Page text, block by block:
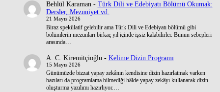
Behlül Karaman- Türk Dili ve Edebiyatı Bölümü Okumak:
Dersler, Mezuniyet vd.
21 Mayıs 2026
Biraz spekülatif gelebilir ama Türk Dili ve Edebiyatı bölümü gibi
bölümlerin mezunları birkaç yıl içinde işsiz kalabilirler. Bunun sebepleri
arasında…
A. C. Kiremitçioğlu - Kelime Dizin Programı
15 Mayıs 2026
Günümüzde bizzat yapay zekânın kendisine dizin hazırlatmak varken
bazıları da programlama bilmediği hâlde yapay zekâyı kullanarak dizin
oluşturma yazılımı hazırlıyor.…